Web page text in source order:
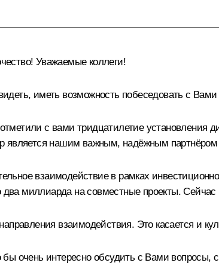
Уважаемые коллеги!
иметь возможность побеседовать с Вами
с вами тридцатилетие установления
является нашим важным, надёжным
взаимодействие в рамках
миллиарда на совместные проекты.
взаимодействия. Это касается и
очень интересно обсудить с Вами вопросы,